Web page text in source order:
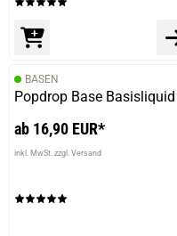
BASEN
Popdrop Base Basisliquid
ab 16,90 EUR*
inkl. MwSt. zzgl. Versand